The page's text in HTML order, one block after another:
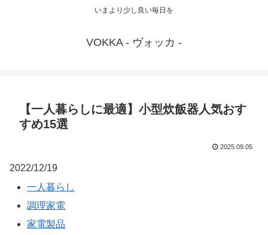
いまより少し良い毎日を
VOKKA - ヴォッカ -
【一人暮らしに最適】小型炊飯器人気おす
すめ15選
2025.09.05
2022/12/19
一人暮らし
調理家電
家電製品